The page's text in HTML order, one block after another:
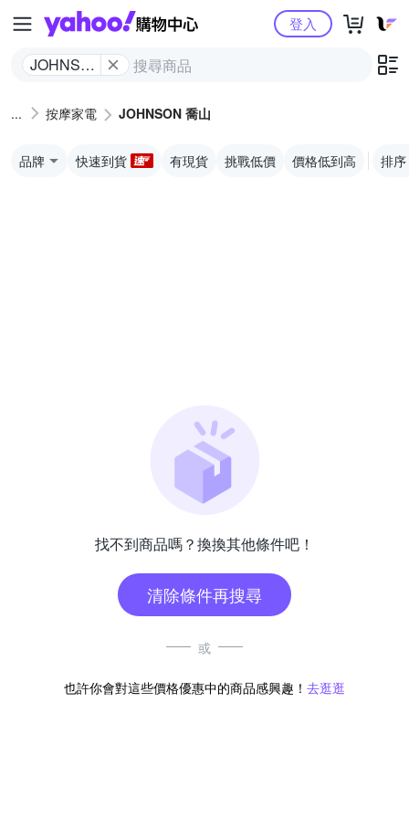
Yahoo購物中心
JOHNSON
登入
按摩家電 JOHNSON 喬山
品牌 快速到貨 有現貨 挑戰低價 價格低到高 排序
找不到商品嗎？換換其他條件吧！
清除條件再搜尋
或
也許你會對這些價格優惠中的商品感興趣！ 去逛逛